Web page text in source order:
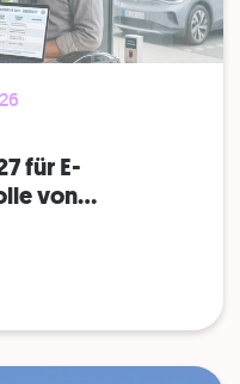
für E-
von...